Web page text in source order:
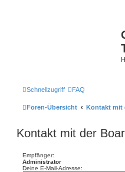
Schnellzugriff FAQ
Foren-Übersicht Kontakt mit
Kontakt mit der
Empfänger:
Administrator
Deine E-Mail-Adresse: